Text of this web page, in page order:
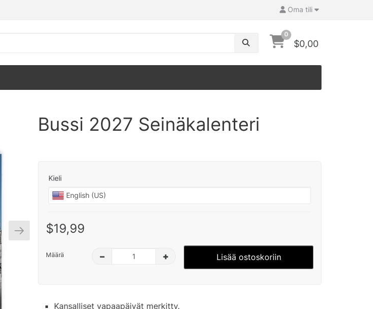
Oma tili
0
$0,00
Bussi 2027 Seinäkalenteri
Kieli
$19,99
Määrä – + Lisää ostoskoriin
Kansalliset vapaapäivät merkitty.